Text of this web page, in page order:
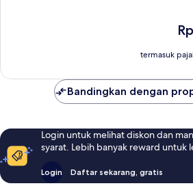
termasuk
Bandingkan dengan
Login untuk melihat diskon dan
syarat. Lebih banyak reward untuk
Login Daftar sekarang, gratis